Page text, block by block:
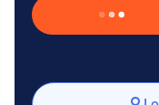
Laster inn